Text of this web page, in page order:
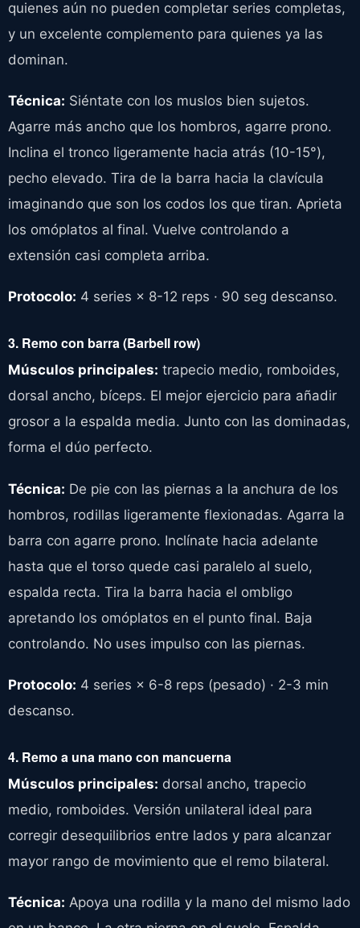
quienes aún no pueden completar series completas,
y un excelente complemento para quienes ya las
dominan.
Técnica: Siéntate con los muslos bien sujetos.
Agarre más ancho que los hombros, agarre prono.
Inclina el tronco ligeramente hacia atrás (10-15°),
pecho elevado. Tira de la barra hacia la clavícula
imaginando que son los codos los que tiran. Aprieta
los omóplatos al final. Vuelve controlando a
extensión casi completa arriba.
Protocolo: 4 series × 8-12 reps · 90 seg descanso.
3. Remo con barra (Barbell row)
Músculos principales: trapecio medio, romboides,
dorsal ancho, bíceps. El mejor ejercicio para añadir
grosor a la espalda media. Junto con las dominadas,
forma el dúo perfecto.
Técnica: De pie con las piernas a la anchura de los
hombros, rodillas ligeramente flexionadas. Agarra la
barra con agarre prono. Inclínate hacia adelante
hasta que el torso quede casi paralelo al suelo,
espalda recta. Tira la barra hacia el ombligo
apretando los omóplatos en el punto final. Baja
controlando. No uses impulso con las piernas.
Protocolo: 4 series × 6-8 reps (pesado) · 2-3 min
descanso.
4. Remo a una mano con mancuerna
Músculos principales: dorsal ancho, trapecio
medio, romboides. Versión unilateral ideal para
corregir desequilibrios entre lados y para alcanzar
mayor rango de movimiento que el remo bilateral.
Técnica: Apoya una rodilla y la mano del mismo lado